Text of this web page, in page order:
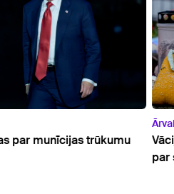
Vācijā afgānim
par slepkavību Minhenē